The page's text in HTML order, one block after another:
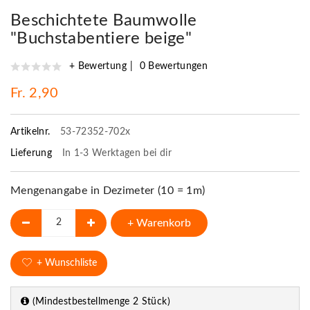
Beschichtete Baumwolle
"Buchstabentiere beige"
+ Bewertung 0 Bewertungen
Fr. 2,90
Artikelnr. 53-72352-702x
Lieferung In 1-3 Werktagen bei dir
Mengenangabe in Dezimeter (10 = 1m)
+ Warenkorb
+ Wunschliste
(Mindestbestellmenge 2 Stück)